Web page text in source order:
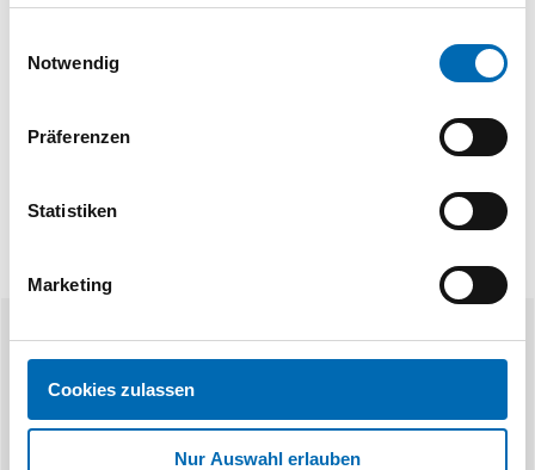
Notwendig
Präferenzen
Statistiken
Marketing
Cookies zulassen
Nur Auswahl erlauben